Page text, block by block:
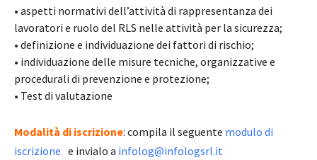
• aspetti normativi dell’attività di rappresentanza dei
lavoratori e ruolo del RLS nelle attività per la sicurezza;
• definizione e individuazione dei fattori di rischio;
• individuazione delle misure tecniche, organizzative e
procedurali di prevenzione e protezione;
• Test di valutazione
Modalità di iscrizione: compila il seguente modulo di
iscrizione e invialo a infolog@infologsrl.it